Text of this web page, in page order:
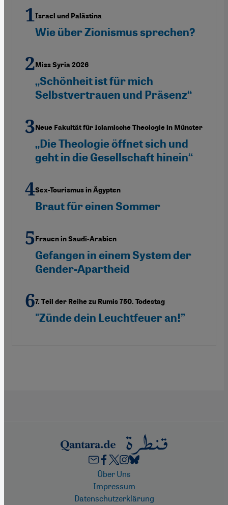
Israel und Palästina
Wie über Zionismus sprechen?
Miss Syria 2026
„Schönheit ist für mich
Selbstvertrauen und Präsenz“
Neue Fakultät für Islamische Theologie in Münster
„Die Theologie öffnet sich und
geht in die Gesellschaft hinein“
Sex-Tourismus in Ägypten
Braut für einen Sommer
Frauen in Saudi-Arabien
Gefangen in einem System der
Gender-Apartheid
7. Teil der Reihe zu Rumis 750. Todestag
"Zünde dein Leuchtfeuer an!”
FooterÜber Uns
Impressum
Datenschutzerklärung